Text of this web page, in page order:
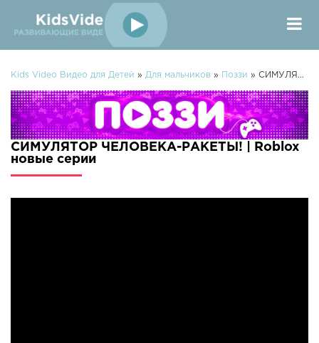
Kids Video Видео для Детей » Для мальчиков » Поззи » СИМУЛЯТОР ЧЕЛОВЕКА-РАКЕТЫ! | Roblox
СИМУЛЯТОР ЧЕЛОВЕКА-РАКЕТЫ! | Roblox
новые серии